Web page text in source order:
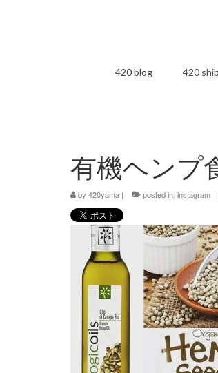
420 blog 420
有機ヘンプ
by 420yama | posted in: instagram |